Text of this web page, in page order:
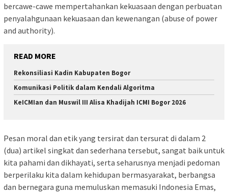
bercawe-cawe mempertahankan kekuasaan dengan perbuatan
penyalahgunaan kekuasaan dan kewenangan (abuse of power
and authority).
READ MORE
Rekonsiliasi Kadin Kabupaten Bogor
Komunikasi Politik dalam Kendali Algoritma
KeICMIan dan Muswil III Alisa Khadijah ICMI Bogor 2026
Pesan moral dan etik yang tersirat dan tersurat di dalam 2
(dua) artikel singkat dan sederhana tersebut, sangat baik untuk
kita pahami dan dikhayati, serta seharusnya menjadi pedoman
berperilaku kita dalam kehidupan bermasyarakat, berbangsa
dan bernegara guna memuluskan memasuki Indonesia Emas,